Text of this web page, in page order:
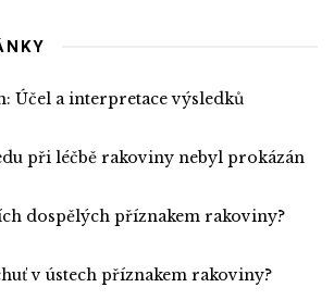
Účel a interpretace výsledků
při léčbě rakoviny nebyl prokázán
dospělých příznakem rakoviny?
v ústech příznakem rakoviny?